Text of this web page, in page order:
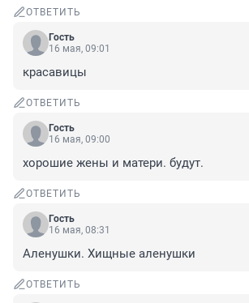
ОТВЕТИТЬ
Гость
16 мая, 09:01
красавицы
ОТВЕТИТЬ
Гость
16 мая, 09:00
хорошие жены и матери. будут.
ОТВЕТИТЬ
Гость
16 мая, 08:31
Аленушки. Хищные аленушки
ОТВЕТИТЬ